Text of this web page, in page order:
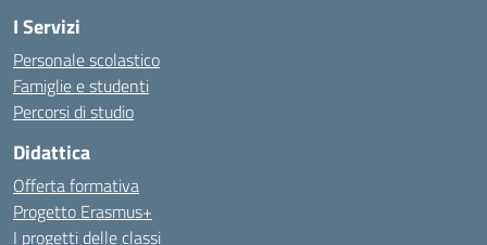
I Servizi
Personale scolastico
Famiglie e studenti
Percorsi di studio
Didattica
Offerta formativa
Progetto Erasmus+
I progetti delle classi